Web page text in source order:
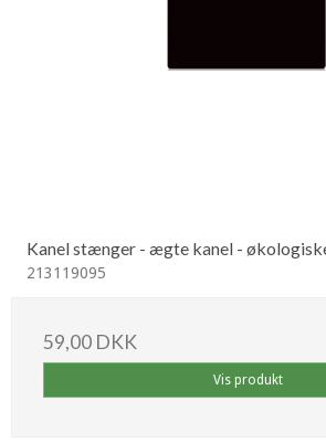
Kanel stænger - ægte kanel -
213119095
59,00 DKK
Vis produkt